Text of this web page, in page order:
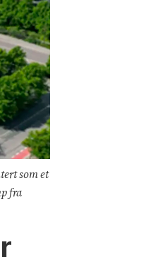
som et
fra